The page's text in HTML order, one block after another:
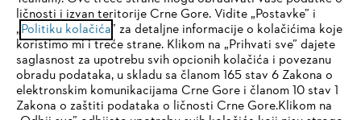
Servis
IHR BROWSER WIRD NICHT
UNTERSTÜTZT
Sie nutzen einen Browser, den wir noch nicht unterstützen. Für
ličnosti i izvan teritorije Crne Gore. Vidite „Postavke” i
„Politiku kolačića” za detaljne informacije o kolačićima koje
koristimo mi i treće strane. Klikom na „Prihvati sve” dajete
saglasnost za upotrebu svih opcionih kolačića i povezanu
obradu podataka, u skladu sa članom 165 stav 6 Zakona o
elektronskim komunikacijama Crne Gore i članom 10 stav 1
Zakona o zaštiti podataka o ličnosti Crne Gore.Klikom na